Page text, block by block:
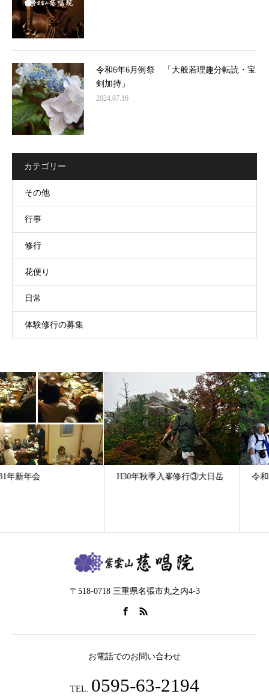
令和6年6月例祭 「大般若理趣分転読・宝
剣加持」
2024.07.16
カテゴリー
その他
行事
修行
花便り
日常
体験修行の募集
H30年秋季入峯修行③大日岳 令和2年 夏期入峯修行 ⑤
〒518-0718 三重県名張市丸之内4-3
お電話でのお問い合わせ
TEL. 0595-63-2194